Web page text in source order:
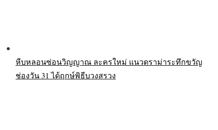
หีบหลอนซ่อนวิญญาณ ละครใหม่ แนวดราม่าระทึกขวัญ
ช่องวัน 31 ได้ฤกษ์พิธีบวงสรวง